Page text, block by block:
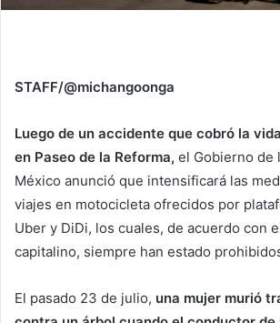
STAFF/@michangoonga
Luego de un accidente que cobró la
en Paseo de la Reforma, el Gobierno de
México anunció que intensificará las
viajes en motocicleta ofrecidos por
Uber y DiDi, los cuales, de acuerdo con
capitalino, siempre han estado
El pasado 23 de julio, una mujer murió